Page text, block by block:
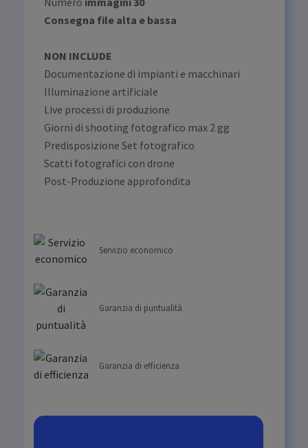
Consegna file alta e bassa
NON INCLUDE
Documentazione di impianti e macchinari
Illuminazione artificiale
Live processi di produzione
Giorni di shooting fotografico max 2 gg
Predisposizione Set fotografico
Scatti fotografici con drone
Post-Produzione approfondita
Servizio economico
Garanzia di puntualità
Garanzia di efficienza